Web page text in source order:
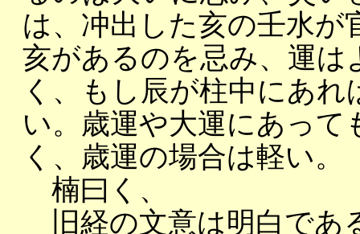
は、冲出した亥の壬水が
亥があるのを忌み、運
く、もし辰が柱中にあ
い。歳運や大運にあって
く、歳運の場合は軽い。
楠曰く、
旧経の文意は明白であ